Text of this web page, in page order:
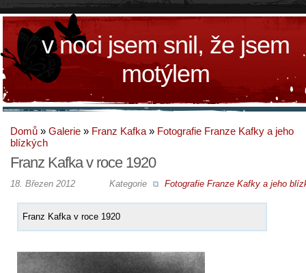
v noci jsem snil, že jsem
motýlem
Domů » Galerie » Franz Kafka » Fotografie Franze Kafky a jeho
blízkých
Franz Kafka v roce 1920
Kategorie Fotografie Franze Kafky a jeho
18. Březen 2012
Franz Kafka v roce 1920